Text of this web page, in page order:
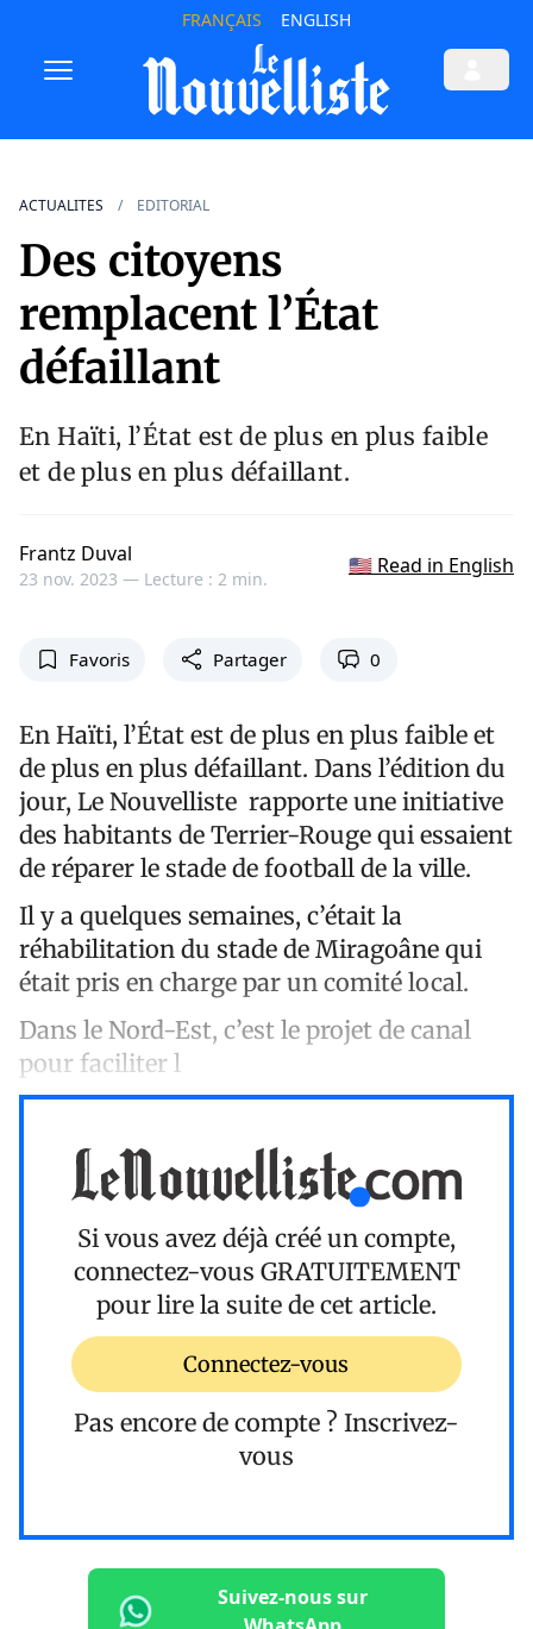
FRANÇAIS ENGLISH
ACTUALITES EDITORIAL
Des citoyens
remplacent l’État
défaillant
En Haïti, l’État est de plus en plus faible
et de plus en plus défaillant.
Frantz Duval
23 nov. 2023 — Lecture : 2 min.
🇺🇸 Read in English
Favoris Partager 0
En Haïti, l’État est de plus en plus faible et
de plus en plus défaillant. Dans l’édition du
jour, Le Nouvelliste rapporte une initiative
des habitants de Terrier-Rouge qui essaient
de réparer le stade de football de la ville.
Il y a quelques semaines, c’était la
réhabilitation du stade de Miragoâne qui
était pris en charge par un comité local.
Dans le Nord-Est, c’est le projet de canal
pour faciliter l
Si vous avez déjà créé un compte,
connectez-vous GRATUITEMENT
pour lire la suite de cet article.
Connectez-vous
Pas encore de compte ? Inscrivez-
vous
Suivez-nous sur